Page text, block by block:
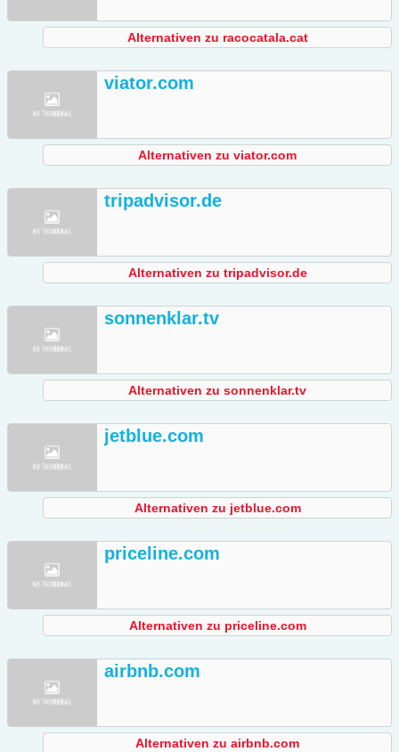
Alternativen zu racocatala.cat
viator.com
Alternativen zu viator.com
tripadvisor.de
Alternativen zu tripadvisor.de
sonnenklar.tv
Alternativen zu sonnenklar.tv
jetblue.com
Alternativen zu jetblue.com
priceline.com
Alternativen zu priceline.com
airbnb.com
Alternativen zu airbnb.com